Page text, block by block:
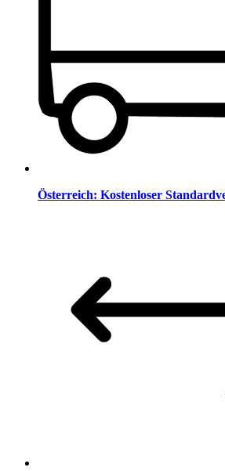
Österreich: Kostenloser